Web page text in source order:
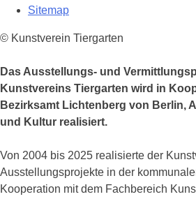
Sitemap
© Kunstverein Tiergarten
Das Ausstellungs- und
Kunstvereins Tiergarten wird in
Bezirksamt Lichtenberg von Berlin,
und Kultur realisiert.
Von 2004 bis 2025 realisierte der
Ausstellungsprojekte in der
Kooperation mit dem Fachbereich